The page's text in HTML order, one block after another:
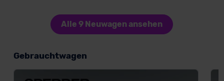
Alle 9 Neuwagen ansehen
Gebrauchtwagen